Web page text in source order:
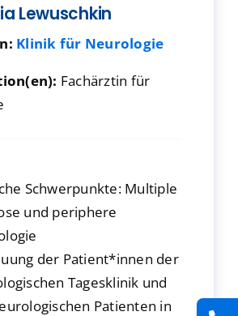
Lewuschkin
Klinik für Neurologie
Fachärztin für
Schwerpunkte: Multiple
und periphere
der Patient*innen der
Tagesklinik und
Patienten in